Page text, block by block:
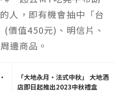
人，即有機會抽中「台
價值450元)、明信片、
邊商品。
「大地永月‧法式中秋」 大地酒
店即日起推出2023中秋禮盒